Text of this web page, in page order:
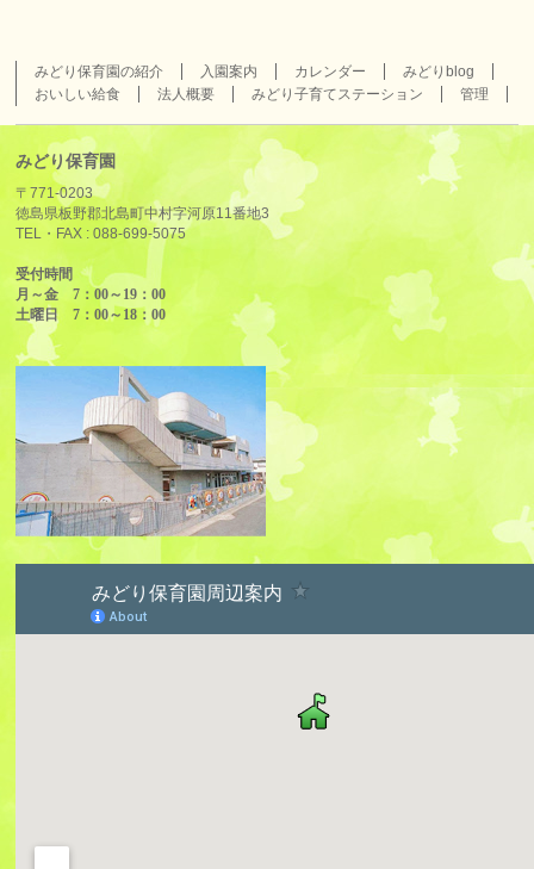
みどり保育園の紹介 入園案内 カレンダー
みどりblog
おいしい給食
法人概要 みどり子育てステーション 管理
みどり保育園
〒771-0203
徳島県板野郡北島町中村字河原11番地3
TEL・FAX :088-699-5075
受付時間
月～金 7：00～19：00
土曜日 7：00～18：00